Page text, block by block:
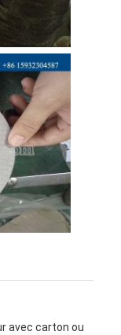
avec carton ou